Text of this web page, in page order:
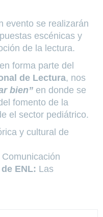
evento se realizarán
escénicas y
de la lectura.
forma parte del
de Lectura, nos
bien” en donde se
fomento de la
el sector pediátrico.
y cultural de
ENL: Las